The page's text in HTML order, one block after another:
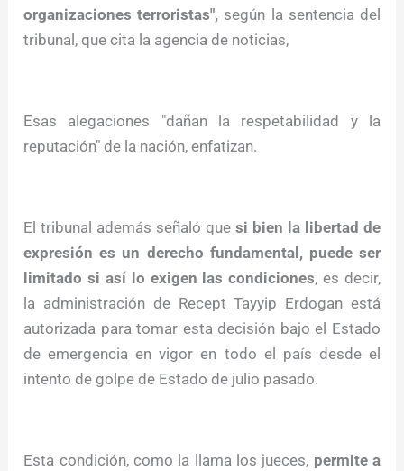
organizaciones terroristas", según la sentencia del
tribunal, que cita la agencia de noticias,
Esas alegaciones "dañan la respetabilidad y la
reputación" de la nación, enfatizan.
El tribunal además señaló que si bien la libertad de
expresión es un derecho fundamental, puede ser
limitado si así lo exigen las condiciones, es decir,
la administración de Recept Tayyip Erdogan está
autorizada para tomar esta decisión bajo el Estado
de emergencia en vigor en todo el país desde el
intento de golpe de Estado de julio pasado.
Esta condición, como la llama los jueces, permite a